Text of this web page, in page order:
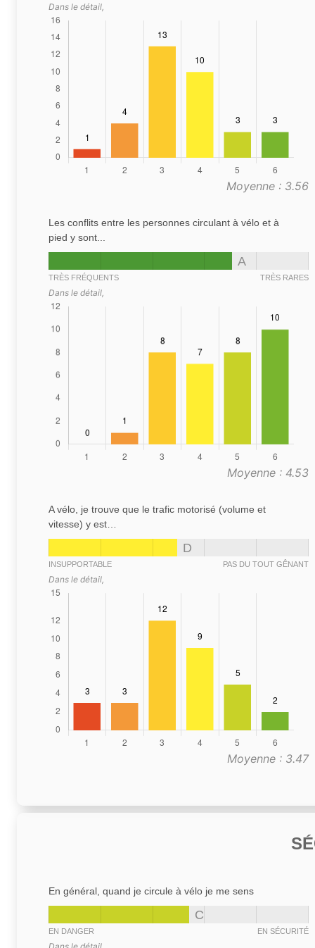
Dans le détail,
Moyenne : 3.56
Les conflits entre les personnes circulant à vélo et à
pied y sont...
A
TRÈS FRÉQUENTS TRÈS RARES
Dans le détail,
Moyenne : 4.53
A vélo, je trouve que le trafic motorisé (volume et
vitesse) y est…
D
INSUPPORTABLE PAS DU TOUT GÊNANT
Dans le détail,
Moyenne : 3.47
En général, quand je circule à vélo je me sens
C
EN DANGER EN SÉCURITÉ